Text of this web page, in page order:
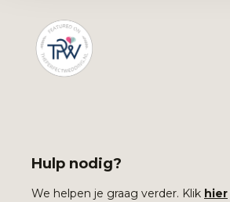
Hulp nodig?
We helpen je graag verder. Klik hier